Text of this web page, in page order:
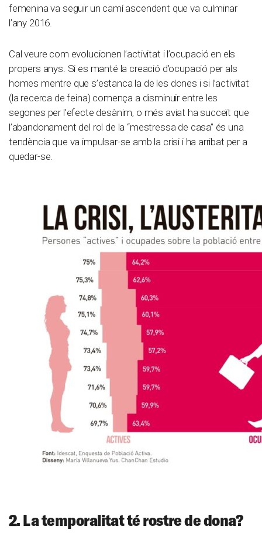
femenina va seguir un camí ascendent que va culminar
l’any 2016.
Cal veure com evolucionen l’activitat i l’ocupació en els
propers anys. Si es manté la creació d’ocupació per als
homes mentre que s’estanca la de les dones i si l’activitat
(la recerca de feina) comença a disminuir entre les
segones per l’efecte desànim, o més aviat ha succeït que
l’abandonament del rol de la “mestressa de casa” és una
tendència que va impulsar-se amb la crisi i ha arribat per a
quedar-se.
2. La temporalitat té rostre de dona?